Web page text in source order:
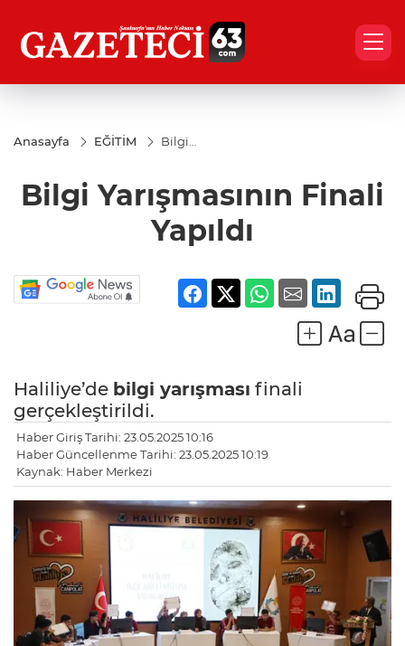
Anasayfa EĞİTİM
Bilgi
Bilgi Yarışmasının Finali
Yapıldı
Haliliye’de bilgi yarışması finali
gerçekleştirildi.
Haber Giriş Tarihi: 23.05.2025 10:16
Haber Güncellenme Tarihi: 23.05.2025 10:19
Kaynak: Haber Merkezi